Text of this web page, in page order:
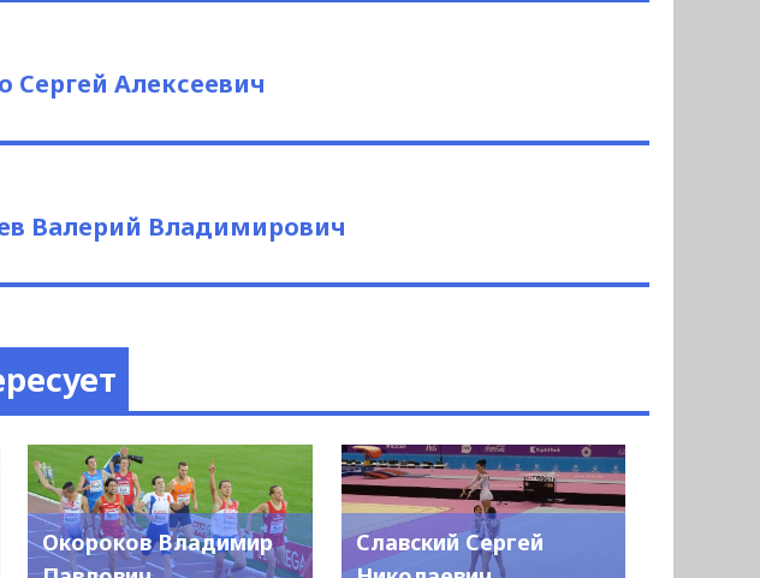
Сергей Алексеевич
Валерий Владимирович
Окороков Владимир
Славский Сергей